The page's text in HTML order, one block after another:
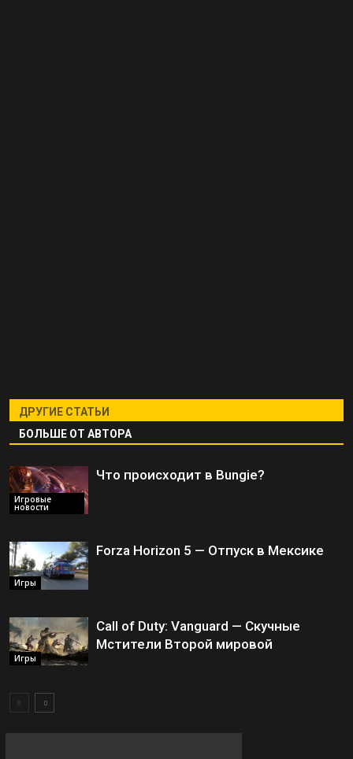
ДРУГИЕ СТАТЬИ
БОЛЬШЕ ОТ АВТОРА
Игровые
новости
Что происходит в Bungie?
Игры
Forza Horizon 5 — Отпуск в Мексике
Игры
Call of Duty: Vanguard — Скучные
Мстители Второй мировой